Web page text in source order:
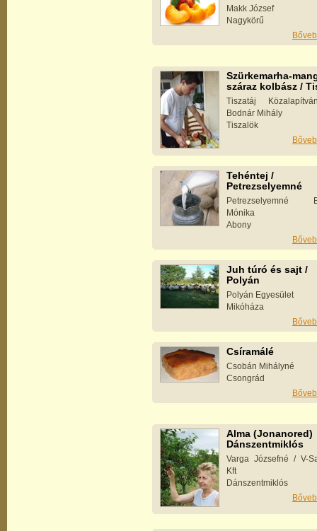
Makk József
Nagykörű
Szürkemarha-
száraz kolbász /
Tiszatáj
Bodnár Mihály
Tiszalök
Tehéntej /
Petrezselyemné
Petrezselyemné
Mónika
Abony
Juh túró és sajt /
Polyán
Polyán Egyesület
Mikóháza
Csíramálé
Csobán Mihályné
Csongrád
Alma (Jonanored)
Dánszentmiklós
Varga Józsefné / V-
Kft
Dánszentmiklós